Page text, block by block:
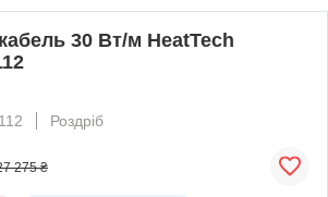
30 Вт/м HeatTech
Роздріб
275 ₴